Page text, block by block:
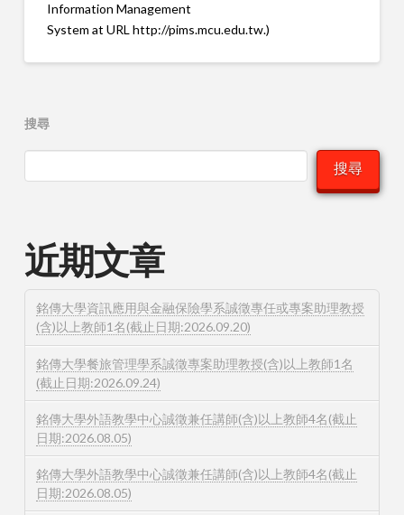
Information Management
System at URL http://pims.mcu.edu.tw.)
搜尋
搜尋
近期文章
銘傳大學資訊應用與金融保險學系誠徵專任或專案助理教授
(含)以上教師1名(截止日期:2026.09.20)
銘傳大學餐旅管理學系誠徵專案助理教授(含)以上教師1名
(截止日期:2026.09.24)
銘傳大學外語教學中心誠徵兼任講師(含)以上教師4名(截止
日期:2026.08.05)
銘傳大學外語教學中心誠徵兼任講師(含)以上教師4名(截止
日期:2026.08.05)